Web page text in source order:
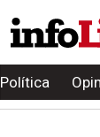
Política